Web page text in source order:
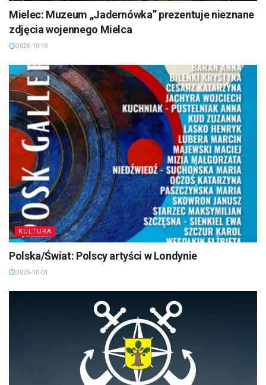
Mielec: Muzeum „Jadernówka” prezentuje nieznane
zdjęcia wojennego Mielca
2025-10-19
KULTURA
Polska/Świat: Polscy artyści w Londynie
2025-10-01